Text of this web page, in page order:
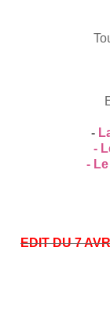
-
-
-
EDIT DU 7